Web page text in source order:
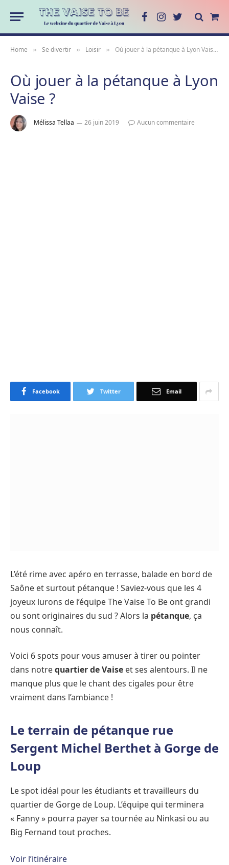
FacebookInstagram
Twitter
Cart
Home » Se divertir » Loisir » Où jouer à la pétanque à Lyon Vaise ?
Où jouer à la pétanque à Lyon
Vaise ?
Mélissa Tellaa 26 juin 2019 Aucun commentaire
Facebook Twitter Email
L’été rime avec apéro en terrasse, balade en bord de
Saône et surtout pétanque ! Saviez-vous que les 4
joyeux lurons de l’équipe The Vaise To Be ont grandi
ou sont originaires du sud ? Alors la pétanque, ça
nous connaît.
Voici 6 spots pour vous amuser à tirer ou pointer
dans notrequartier de Vaise et ses alentours. Il ne
manque plus que le chant des cigales pour être
vraiment dans l’ambiance !
Le terrain de pétanque rue
Sergent Michel Berthet à Gorge de
Loup
Le spot idéal pour les étudiants et travailleurs du
quartier de Gorge de Loup. L’équipe qui terminera
« Fanny » pourra payer sa tournée au Ninkasi ou au
Big Fernand tout proches.
Voir l’itinéraire